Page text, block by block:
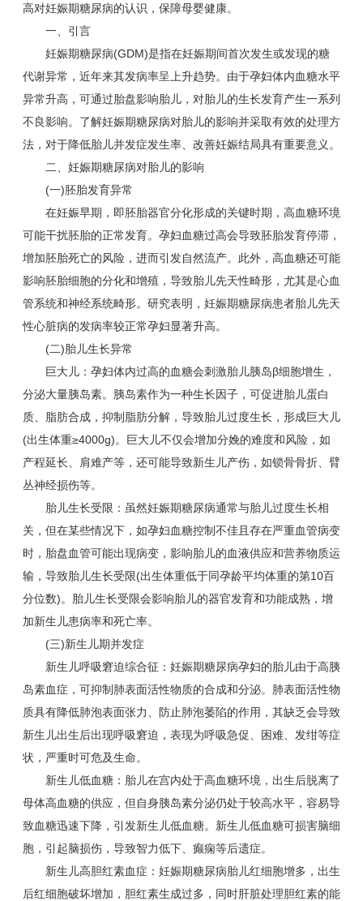
高对妊娠期糖尿病的认识，保障母婴健康。
一、引言
妊娠期糖尿病(GDM)是指在妊娠期间首次发生或发现的糖
代谢异常，近年来其发病率呈上升趋势。由于孕妇体内血糖水平
异常升高，可通过胎盘影响胎儿，对胎儿的生长发育产生一系列
不良影响。了解妊娠期糖尿病对胎儿的影响并采取有效的处理方
法，对于降低胎儿并发症发生率、改善妊娠结局具有重要意义。
二、妊娠期糖尿病对胎儿的影响
(一)胚胎发育异常
在妊娠早期，即胚胎器官分化形成的关键时期，高血糖环境
可能干扰胚胎的正常发育。孕妇血糖过高会导致胚胎发育停滞，
增加胚胎死亡的风险，进而引发自然流产。此外，高血糖还可能
影响胚胎细胞的分化和增殖，导致胎儿先天性畸形，尤其是心血
管系统和神经系统畸形。研究表明，妊娠期糖尿病患者胎儿先天
性心脏病的发病率较正常孕妇显著升高。
(二)胎儿生长异常
巨大儿：孕妇体内过高的血糖会刺激胎儿胰岛β细胞增生，
分泌大量胰岛素。胰岛素作为一种生长因子，可促进胎儿蛋白
质、脂肪合成，抑制脂肪分解，导致胎儿过度生长，形成巨大儿
(出生体重≥4000g)。巨大儿不仅会增加分娩的难度和风险，如
产程延长、肩难产等，还可能导致新生儿产伤，如锁骨骨折、臂
丛神经损伤等。
胎儿生长受限：虽然妊娠期糖尿病通常与胎儿过度生长相
关，但在某些情况下，如孕妇血糖控制不佳且存在严重血管病变
时，胎盘血管可能出现病变，影响胎儿的血液供应和营养物质运
输，导致胎儿生长受限(出生体重低于同孕龄平均体重的第10百
分位数)。胎儿生长受限会影响胎儿的器官发育和功能成熟，增
加新生儿患病率和死亡率。
(三)新生儿期并发症
新生儿呼吸窘迫综合征：妊娠期糖尿病孕妇的胎儿由于高胰
岛素血症，可抑制肺表面活性物质的合成和分泌。肺表面活性物
质具有降低肺泡表面张力、防止肺泡萎陷的作用，其缺乏会导致
新生儿出生后出现呼吸窘迫，表现为呼吸急促、困难、发绀等症
状，严重时可危及生命。
新生儿低血糖：胎儿在宫内处于高血糖环境，出生后脱离了
母体高血糖的供应，但自身胰岛素分泌仍处于较高水平，容易导
致血糖迅速下降，引发新生儿低血糖。新生儿低血糖可损害脑细
胞，引起脑损伤，导致智力低下、癫痫等后遗症。
新生儿高胆红素血症：妊娠期糖尿病胎儿红细胞增多，出生
后红细胞破坏增加，胆红素生成过多，同时肝脏处理胆红素的能